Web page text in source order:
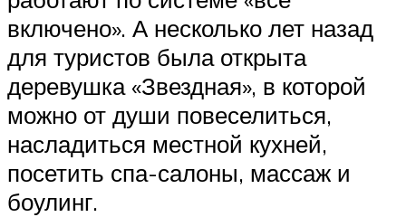
включено». А несколько лет назад
для туристов была открыта
деревушка «Звездная», в которой
можно от души повеселиться,
насладиться местной кухней,
посетить спа-салоны, массаж и
боулинг.